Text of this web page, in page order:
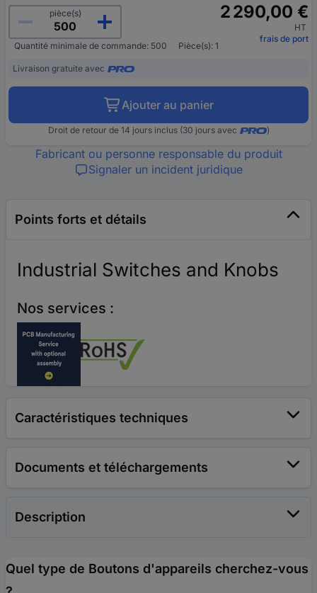
pièce(s)
Quantité minimale de commande: 500 Pièce(s): 1
2 290,00 €
HT
frais de port
Livraison gratuite avec
Ajouter au panier
Droit de retour de 14 jours inclus (30 jours avec )
Fabricant ou personne responsable du produit
Signaler un incident juridique
Points forts et détails
Industrial Switches and Knobs
Nos services :
Caractéristiques techniques
Documents et téléchargements
Description
Quel type de Boutons d'appareils cherchez-vous